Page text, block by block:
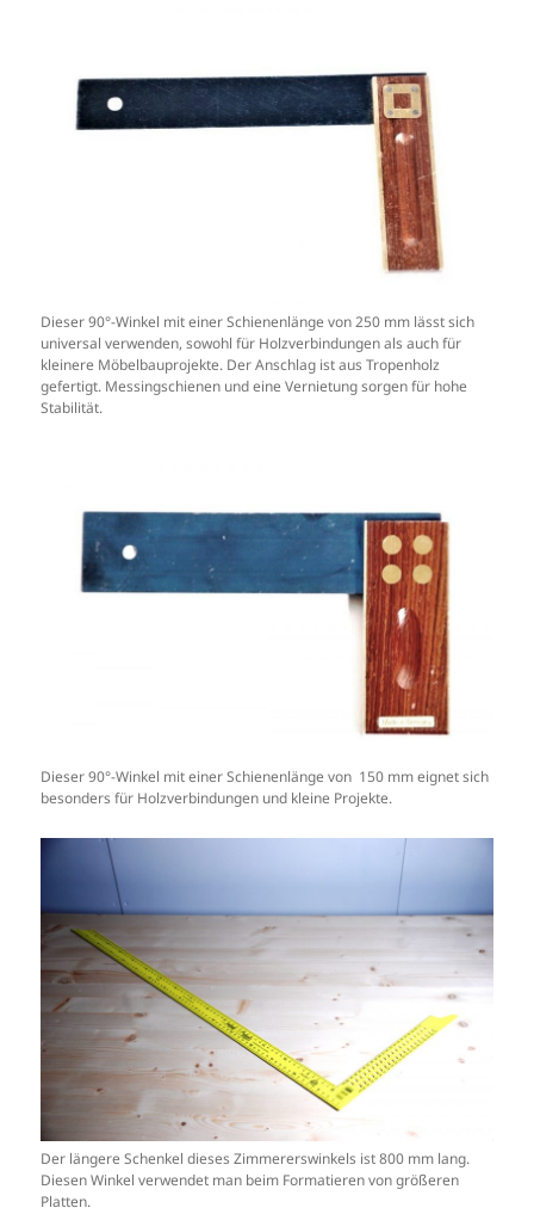
Dieser 90°-Winkel mit einer Schienenlänge von 250 mm lässt sich
universal verwenden, sowohl für Holzverbindungen als auch für
kleinere Möbelbauprojekte. Der Anschlag ist aus Tropenholz
gefertigt. Messingschienen und eine Vernietung sorgen für hohe
Stabilität.
Dieser 90°-Winkel mit einer Schienenlänge von 150 mm eignet sich
besonders für Holzverbindungen und kleine Projekte.
Der längere Schenkel dieses Zimmererswinkels ist 800 mm lang.
Diesen Winkel verwendet man beim Formatieren von größeren
Platten.